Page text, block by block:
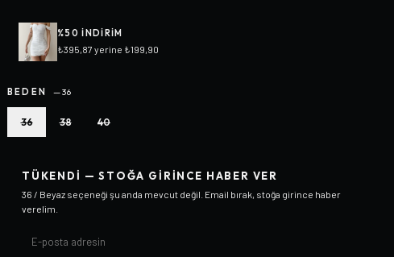
%50 INDIRIM
₺395,87 yerine ₺199,90
BEDEN —36
36 38 40
TÜKENDI — STOĞA GIRINCE HABER VER
36 / Beyaz seçeneği şu anda mevcut değil. Email bırak, stoğa girince haber
verelim.